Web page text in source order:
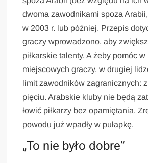
dwoma zawodnikami spoza
w 2003 r. lub później. Przepis
graczy wprowadzono, aby
piłkarskie talenty. A żeby pomóc
miejscowych graczy, w drugiej
limit zawodników zagranicznych:
pięciu. Arabskie kluby nie będą
łowić piłkarzy bez opamiętania.
powodu już wpadły w pułapkę.
„To nie było dobre”